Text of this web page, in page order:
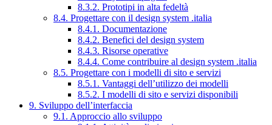
8.3.2. Prototipi in alta fedeltà
8.4. Progettare con il design system .italia
8.4.1. Documentazione
8.4.2. Benefici del design system
8.4.3. Risorse operative
8.4.4. Come contribuire al design system .italia
8.5. Progettare con i modelli di sito e servizi
8.5.1. Vantaggi dell’utilizzo dei modelli
8.5.2. I modelli di sito e servizi disponibili
9. Sviluppo dell’interfaccia
9.1. Approccio allo sviluppo